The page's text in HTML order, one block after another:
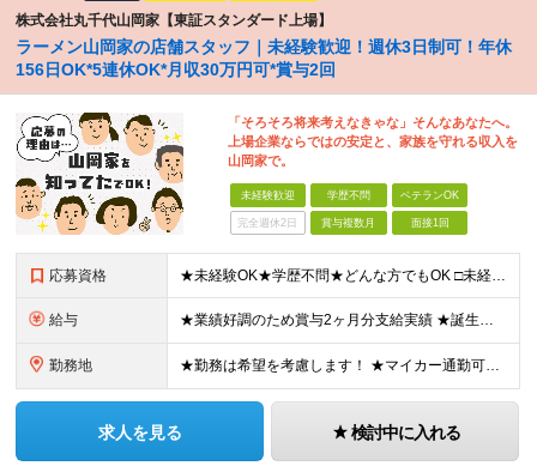
株式会社丸千代山岡家【東証スタンダード上場】
ラーメン山岡家の店舗スタッフ｜未経験歓迎！週休3日制可！年休
156日OK*5連休OK*月収30万円可*賞与2回
「そろそろ将来考えなきゃな」そんなあなたへ。
上場企業ならではの安定と、家族を守れる収入を
山岡家で。
未経験歓迎 学歴不問 ベテランOK
完全週休2日 賞与複数月 面接1回
応募資格 ★未経験OK★学歴不問★どんな方でもOK □未経験・第二新卒・フリーター □ブランクがある方 □転職回数が気になる方 □飲食業界にチャレンジしたい方 「やってみたい」という気持ちがあれば、皆さん大
給与 ★業績好調のため賞与2ヶ月分支給実績 ★誕生日手当など手当充実 ★年2回昇給チャンス有＆入社1年で店長昇格可 ★残業代全額支給（1分単位で支給） 【週休3日制の場合】 月給25万8,960円以上（固
勤務地 ★勤務は希望を考慮します！ ★マイカー通勤可（駐車場完備） ★全国の各店舗で募集中！続々出店予定！ ～国内300店舗、47都道府県への展開を目標に出店中！～ ▼積極採用地域▼ ・中部（富山、石川、
求人を見る 検討中に入れる